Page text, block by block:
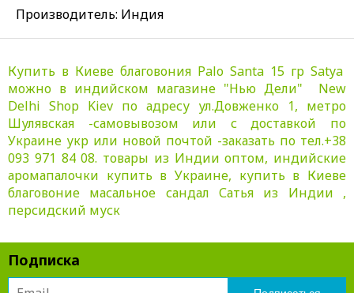
Производитель: Индия
Купить в Киеве благовония Palo Santa 15 гр Satya
можно в индийском магазине "Нью Дели" New
Delhi Shop Kiev по адресу ул.Довженко 1, метро
Шулявская -самовывозом или с доставкой по
Украине укр или новой почтой -заказать по тел.+38
093 971 84 08. товары из Индии оптом, индийские
аромапалочки купить в Украине, купить в Киеве
благовоние масальное сандал Сатья из Индии ,
персидский муск
Подписка